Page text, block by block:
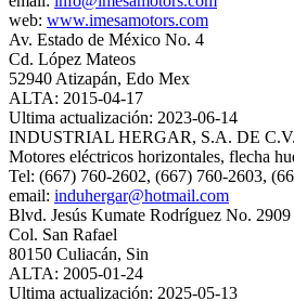
web: www.imesamotors.com
Av. Estado de México No. 4
Cd. López Mateos
52940 Atizapán, Edo Mex
ALTA: 2015-04-17
Ultima actualización: 2023-06-14
INDUSTRIAL HERGAR, S.A. DE C.V.
Motores eléctricos horizontales, flecha
Tel: (667) 760-2602, (667) 760-2603,
email: induhergar@hotmail.com
Blvd. Jesús Kumate Rodríguez No. 2909
Col. San Rafael
80150 Culiacán, Sin
ALTA: 2005-01-24
Ultima actualización: 2025-05-13